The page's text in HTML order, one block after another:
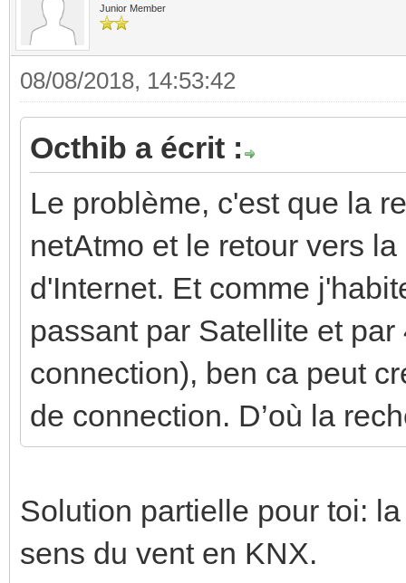
Junior Member
08/08/2018, 14:53:42
Octhib a écrit :
Le problème, c'est que la
netAtmo et le retour vers
d'Internet. Et comme
passant par Satellite et
connection), ben ca peut
de connection. D’où la
Solution partielle pour toi:
sens du vent en KNX.